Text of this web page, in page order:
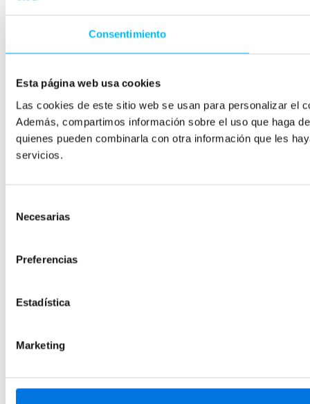
Consentimiento
Esta página web usa cookies
Las cookies de este sitio web se usan para personalizar el
Además, compartimos información sobre el uso que haga
quienes pueden combinarla con otra información que les
servicios.
Necesarias
Preferencias
Estadística
Marketing